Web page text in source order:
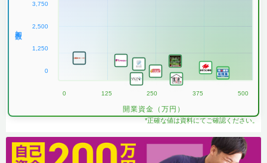
3,750
2,500
1,250
0
0 125 250 375 500
開業資金（万円）
*正確な値は資料にてご確認ください。